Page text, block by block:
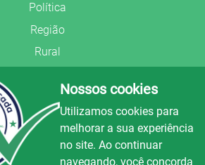
Política
Região
Rural
Segurança Pública
União Frederiquense
Nossos cookies
Utilizamos cookies para
melhorar a sua experiência
no site. Ao continuar
navegando, você concorda